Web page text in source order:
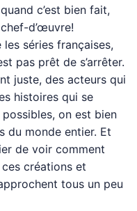
c’est bien fait,
d’œuvre!
séries françaises,
pas prêt de s’arrêter.
juste, des acteurs qui
histoires qui se
on est bien
du monde entier. Et
de voir comment
créations et
tous un peu